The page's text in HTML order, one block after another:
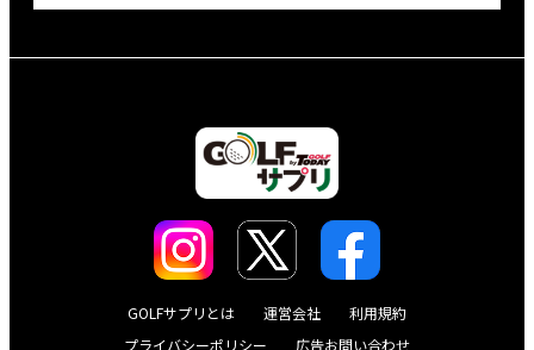
GOLFサプリとは 運営会社
利用規約
プライバシーポリシー
広告お問い合わせ